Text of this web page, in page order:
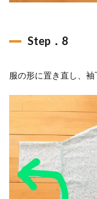
Step．8
服の形に置き直し、袖